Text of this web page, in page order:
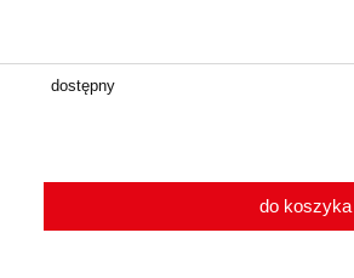
dostępny
do koszyka